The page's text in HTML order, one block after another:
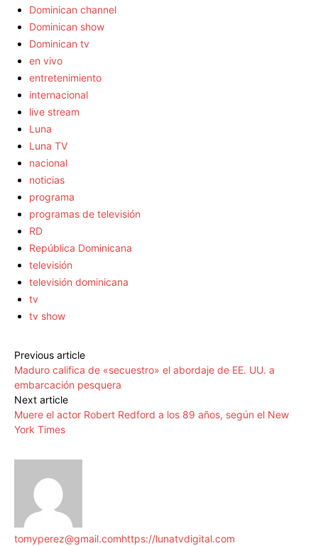
Dominican channel
Dominican show
Dominican tv
en vivo
entretenimiento
internacional
live stream
Luna
Luna TV
nacional
noticias
programa
programas de televisión
RD
República Dominicana
televisión
televisión dominicana
tv
tv show
Previous article
Maduro califica de «secuestro» el abordaje de EE. UU. a
embarcación pesquera
Next article
Muere el actor Robert Redford a los 89 años, según el New
York Times
tomyperez@gmail.comhttps://lunatvdigital.com